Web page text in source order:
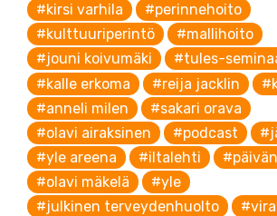
#kirsi varhila
#perinnehoito
#kulttuuriperintö
#mallihoito
#jouni koivumäki
#tules-
#kalle erkoma
#reija jacklin
#anneli milen
#sakari orava
#olavi airaksinen
#podcast
#yle areena
#iltalehti
#olavi mäkelä
#yle
#julkinen terveydenhuolto